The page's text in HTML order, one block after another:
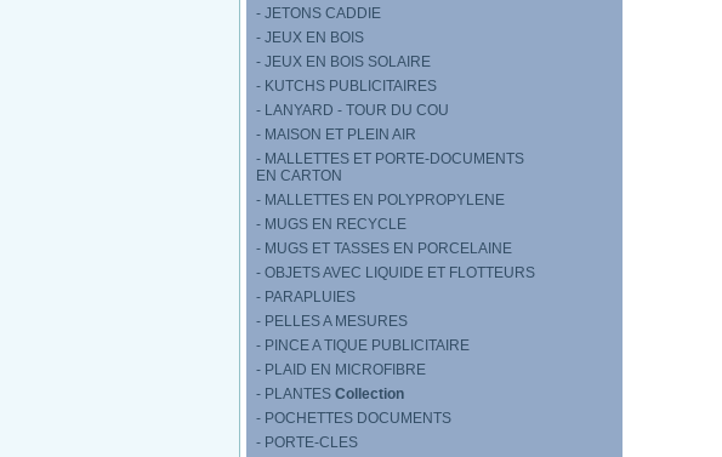
- JETONS CADDIE
- JEUX EN BOIS
- JEUX EN BOIS SOLAIRE
- KUTCHS PUBLICITAIRES
- LANYARD - TOUR DU COU
- MAISON ET PLEIN AIR
- MALLETTES ET PORTE-DOCUMENTS
EN CARTON
- MALLETTES EN POLYPROPYLENE
- MUGS EN RECYCLE
- MUGS ET TASSES EN PORCELAINE
- OBJETS AVEC LIQUIDE ET FLOTTEURS
- PARAPLUIES
- PELLES A MESURES
- PINCE A TIQUE PUBLICITAIRE
- PLAID EN MICROFIBRE
- PLANTES Collection
- POCHETTES DOCUMENTS
- PORTE-CLES